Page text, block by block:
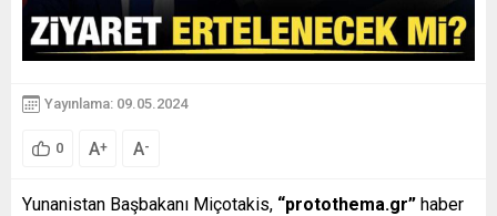
Yayınlama: 09.05.2024
0 A+ A-
Yunanistan Başbakanı Miçotakis, “protothema.gr” haber